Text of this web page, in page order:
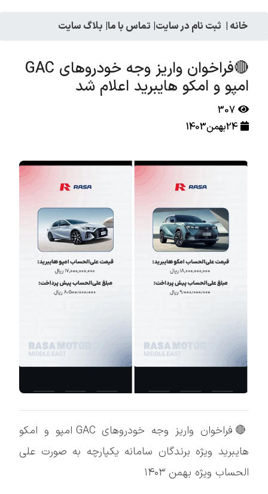
خانه | ثبت نام در سایت| تماس با ما| بلاگ سایت
🔴فراخوان واریز وجه خودروهای GAC
امپو و امکو هایبرید اعلام شد
307
24بهمن1403
🔴فراخوان واریز وجه خودروهای GAC امپو و امکو
هایبرید ویژه برندگان سامانه یکپارچه به صورت علی
الحساب ویژه بهمن ۱۴۰۳